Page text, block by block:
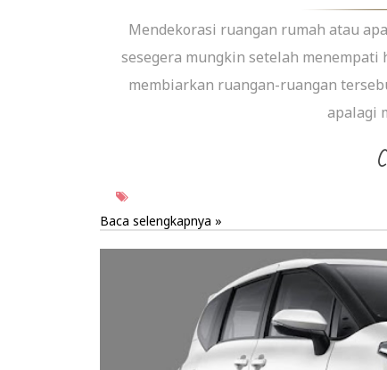
Mendekorasi ruangan rumah atau
sesegera mungkin setelah
membiarkan ruangan-ruangan
apalagi
Baca selengkapnya »